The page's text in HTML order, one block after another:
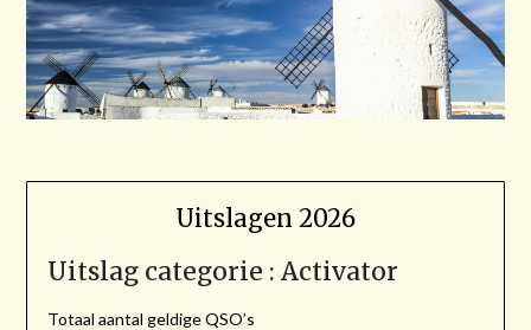
Uitslagen 2026
Uitslag categorie : Activator
Totaal aantal geldige QSO’s